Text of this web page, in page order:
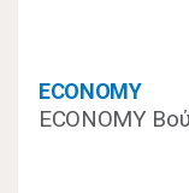
ECONOMY
ECONOMY